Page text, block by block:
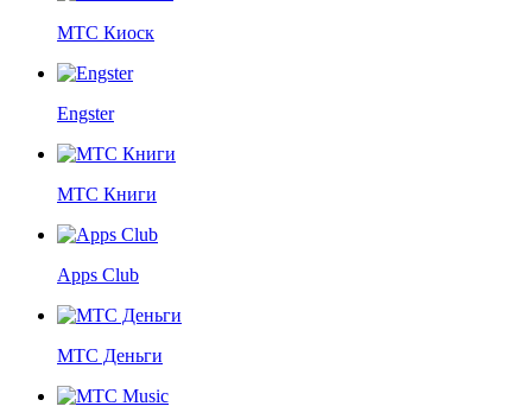
МТС Киоск
Engster
МТС Книги
Apps Club
МТС Деньги